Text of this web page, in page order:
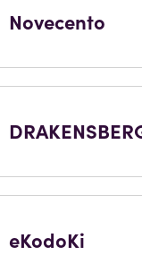
Novecento
eKodoKi